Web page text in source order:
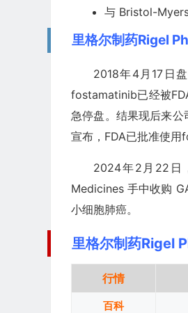
与 Bristol-
里格尔制药Rigel
2018年4月17日
fostamatinib已经被
急停盘。结果现后来
宣布，FDA已批准使用
2024年2月22日
Medicines 手中收购
小细胞肺癌。
里格尔制药Rigel
行情
百科